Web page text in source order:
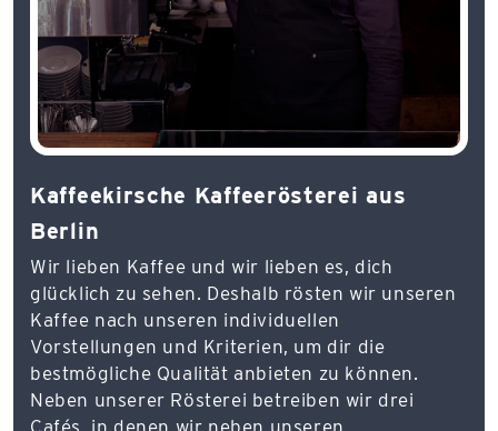
Kaffeekirsche Kaffeerösterei aus
Berlin
Wir lieben Kaffee und wir lieben es, dich
glücklich zu sehen. Deshalb rösten wir unseren
Kaffee nach unseren individuellen
Vorstellungen und Kriterien, um dir die
bestmögliche Qualität anbieten zu können.
Neben unserer Rösterei betreiben wir drei
Cafés, in denen wir neben unseren